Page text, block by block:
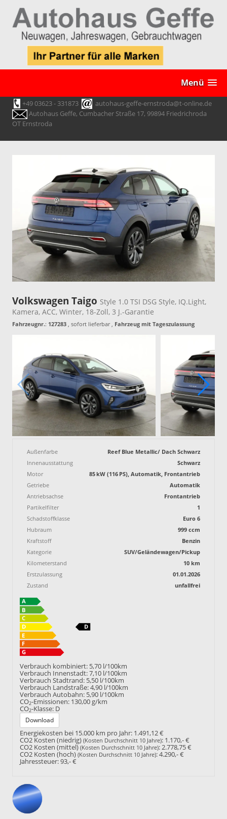
Menü
+49 03623 - 331873
autohaus-geffe-ernstroda@t-online.de
Autohaus Geffe, Cumbacher Straße 17, 99894 Friedrichroda
OT Ernstroda
Volkswagen Taigo Style 1.0 TSI DSG Style, IQ.Light,
Kamera, ACC, Winter, 18-Zoll, 3 J.-Garantie
Fahrzeugnr.: 127283 , sofort lieferbar, Fahrzeug mit Tageszulassung
Außenfarbe
Reef Blue Metallic/ Dach Schwarz
Innenausstattung
Schwarz
Motor
85 kW (116 PS), Automatik, Frontantrieb
Getriebe
Automatik
Antriebsachse
Frontantrieb
Partikelfilter
1
Schadstoffklasse
Euro 6
Hubraum
999 ccm
Kraftstoff
Benzin
Kategorie
SUV/Geländewagen/Pickup
Kilometerstand
10 km
Erstzulassung
01.01.2026
Zustand
unfallfrei
Verbrauch kombiniert: 5,70 l/100km
Verbrauch Innenstadt:7,10 l/100km
Verbrauch Stadtrand: 5,50 l/100km
Verbrauch Landstraße:4,90 l/100km
Verbrauch Autobahn: 5,90 l/100km
CO2-Emissionen: 130,00 g/km
CO2-Klasse: D
Download
Energiekosten bei 15.000 km pro Jahr: 1.491,12 €
CO2 Kosten (niedrig) (Kosten Durchschnitt 10 Jahre): 1.170,- €
CO2 Kosten (mittel) (Kosten Durchschnitt 10 Jahre):2.778,75 €
CO2 Kosten (hoch) (Kosten Durchschnitt 10 Jahre):4.290,- €
Jahressteuer:93,- €